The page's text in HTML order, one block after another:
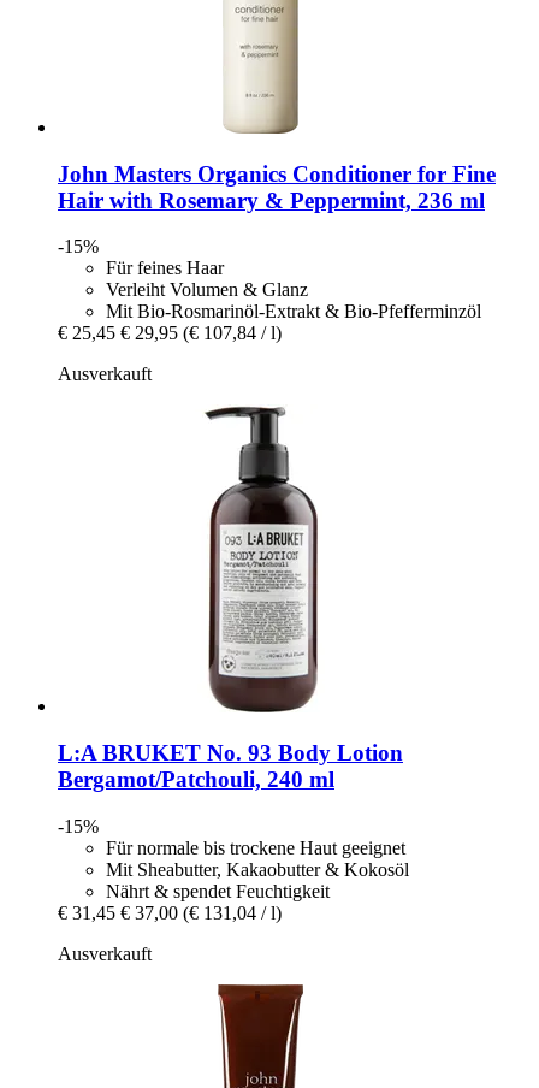
John Masters Organics Conditioner for Fine
Hair with Rosemary & Peppermint, 236 ml
-15%
Für feines Haar
Verleiht Volumen & Glanz
Mit Bio-Rosmarinöl-Extrakt & Bio-Pfefferminzöl
€ 25,45 € 29,95 (€ 107,84 / l)
Ausverkauft
L:A BRUKET No. 93 Body Lotion
Bergamot/Patchouli, 240 ml
-15%
Für normale bis trockene Haut geeignet
Mit Sheabutter, Kakaobutter & Kokosöl
Nährt & spendet Feuchtigkeit
€ 31,45 € 37,00 (€ 131,04 / l)
Ausverkauft